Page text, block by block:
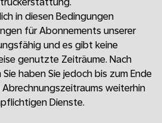
in diesen Bedingungen
für Abonnements unserer
und es gibt keine
genutzte Zeiträume. Nach
haben Sie jedoch bis zum Ende
weiterhin
Dienste.